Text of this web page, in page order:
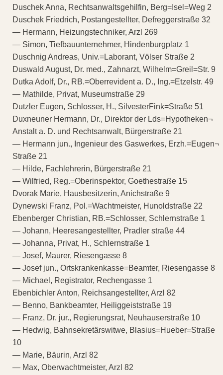
Duschek Anna, Rechtsanwaltsgehilfin, Berg=Isel=Weg 2
Duschek Friedrich, Postangestellter, Defreggerstraße 32
— Hermann, Heizungstechniker, Arzl 269
— Simon, Tiefbauunternehmer, Hindenburgplatz 1
Duschnig Andreas, Univ.=Laborant, Völser Straße 2
Duswald August, Dr. med., Zahnarzt, Wilhelm=Greil=Str. 9
Dutka Adolf, Dr., RB.=Oberrevident a. D., Ing.=Etzelstr. 49
— Mathilde, Privat, Museumstraße 29
Dutzler Eugen, Schlosser, H., SilvesterFink=Straße 51
Duxneuner Hermann, Dr., Direktor der Lds=Hypotheken¬
Anstalt a. D. und Rechtsanwalt, Bürgerstraße 21
— Hermann jun., Ingenieur des Gaswerkes, Erzh.=Eugen¬
Straße 21
— Hilde, Fachlehrerin, Bürgerstraße 21
— Wilfried, Reg.=Oberinspektor, Goethestraße 15
Dvorak Marie, Hausbesitzerin, Anichstraße 9
Dynewski Franz, Pol.=Wachtmeister, Hunoldstraße 22
Ebenberger Christian, RB.=Schlosser, Schlernstraße 1
— Johann, Heeresangestellter, Pradler straße 44
— Johanna, Privat, H., Schlernstraße 1
— Josef, Maurer, Riesengasse 8
— Josef jun., Ortskrankenkasse=Beamter, Riesengasse 8
— Michael, Registrator, Rechengasse 1
Ebenbichler Anton, Reichsangestellter, Arzl 82
— Benno, Bankbeamter, Heiliggeiststraße 19
— Franz, Dr. jur., Regierungsrat, Neuhauserstraße 10
— Hedwig, Bahnsekretärswitwe, Blasius=Hueber=Straße
10
— Marie, Bäurin, Arzl 82
— Max, Oberwachtmeister, Arzl 82